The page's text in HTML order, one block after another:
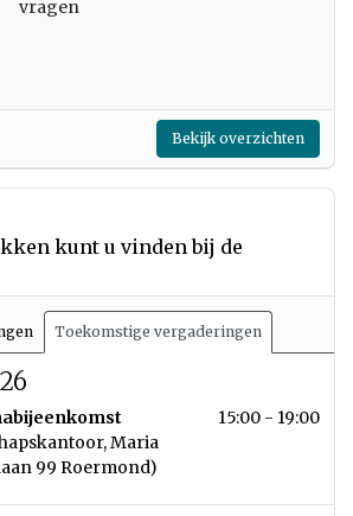
vragen
Bekijk overzichten
kunt u vinden bij de
Toekomstige vergaderingen
Maria
99 Roermond)
augustus 2026 15:00 - 19:00